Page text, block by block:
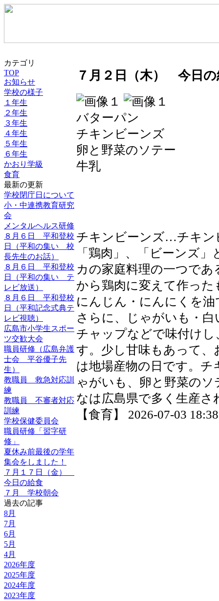
カテゴリ
TOP
お知らせ
学校の様子
１年生
２年生
３年生
４年生
５年生
６年生
かおり学級
食育
最新の更新
学校閉庁日について
小・中連携教育研究
会
メンタルヘルス研修
８月６日 平和登校
日（平和の集い 校
長先生のお話）
８月６日 平和登校
日（平和の集い テ
レビ放送）
８月６日 平和登校
日（平和記念式典テ
レビ視聴）
広島市小学生スポー
ツ交歓大会
職員研修（広島弁護
士会 平谷優子先
生）
教職員 救急対応訓
練
教職員 不審者対応
訓練
学校保健委員会
職員研修「習字研
修」
夏休み前最後の学年
集会をしました！
７月１７日（金）
今日の給食
７月 学校朝会
過去の記事
8月
7月
6月
5月
4月
2026年度
2025年度
2024年度
2023年度
７月２日（木） 今日の
バターパン
チキンビーンズ
卵と野菜のソテー
牛乳
チキンビーンズ…チキン
「鶏肉」、「ビーンズ
カの家庭料理の一つで
から鶏肉に変えて作っ
にんじん・にんにくを
さらに、じゃがいも・
チャップなどで味付け
す。少し甘味もあって
は地場産物の日です。
ゃがいも、卵と野菜の
なは広島県で多く生産さ
【食育】 2026-07-03